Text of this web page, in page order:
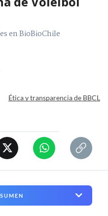
en BioBioChile
Ética y transparencia de BBCL